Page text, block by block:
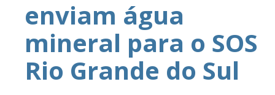
enviam água
mineral para o SOS
Rio Grande do Sul